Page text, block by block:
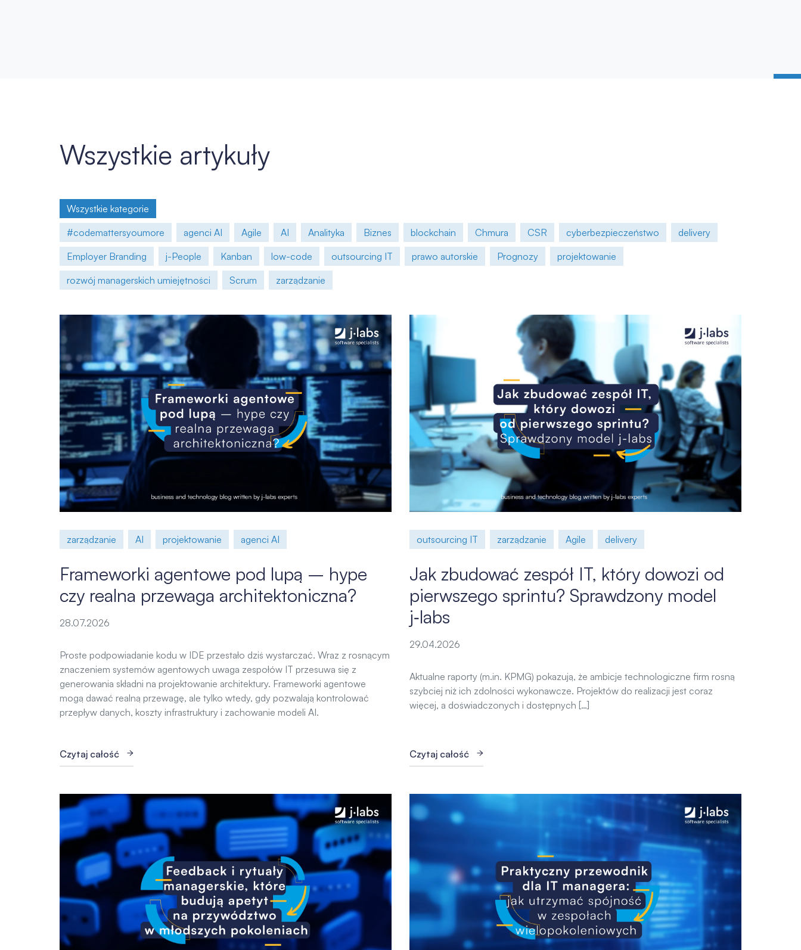
Wszystkie artykuły
Wszystkie kategorie
#codemattersyoumore
agenci AI Agile AI Analityka Biznes blockchain Chmura CSR cyberbezpieczeństwo
delivery
Employer Branding
j-People Kanban low-code outsourcing IT prawo autorskie Prognozy
projektowanie
rozwój managerskich umiejętności
Scrum zarządzanie
zarządzanie AI projektowanie agenci AI
Frameworki agentowe pod lupą – hype
czy realna przewaga architektoniczna?
28.07.2026
Proste podpowiadanie kodu w IDE przestało dziś wystarczać. Wraz z rosnącym
znaczeniem systemów agentowych uwaga zespołów IT przesuwa się z
generowania składni na projektowanie architektury. Frameworki agentowe
mogą dawać realną przewagę, ale tylko wtedy, gdy pozwalają kontrolować
przepływ danych, koszty infrastruktury i zachowanie modeli AI.
Czytaj całość
outsourcing IT zarządzanie Agile delivery
Jak zbudować zespół IT, który dowozi od
pierwszego sprintu? Sprawdzony model
j‑labs
29.04.2026
Aktualne raporty (m.in. KPMG) pokazują, że ambicje technologiczne firm rosną
szybciej niż ich zdolności wykonawcze. Projektów do realizacji jest coraz
więcej, a doświadczonych i dostępnych […]
Czytaj całość